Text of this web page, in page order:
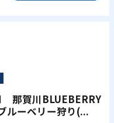
那賀川BLUEBERRY
ーベリー狩り(...